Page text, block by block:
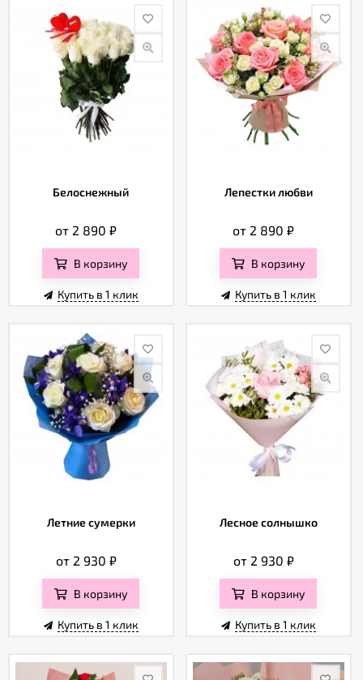
Белоснежный
от 2 890₽
В корзину
Купить в 1 клик
Лепестки любви
от 2 890₽
В корзину
Купить в 1 клик
Летние сумерки
от 2 930 ₽
В корзину
Купить в 1 клик
Лесное солнышко
от 2 930 ₽
В корзину
Купить в 1 клик